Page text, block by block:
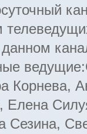
Корнева,
Елена
Сезина,